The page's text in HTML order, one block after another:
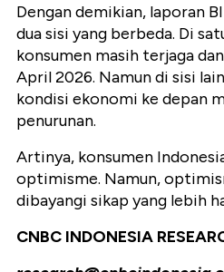
Dengan demikian, laporan
dua sisi yang berbeda. Di
konsumen masih terjaga
April 2026. Namun di sisi
kondisi ekonomi ke depan
penurunan.
Artinya, konsumen
optimisme. Namun,
dibayangi sikap yang lebih
CNBC INDONESIA